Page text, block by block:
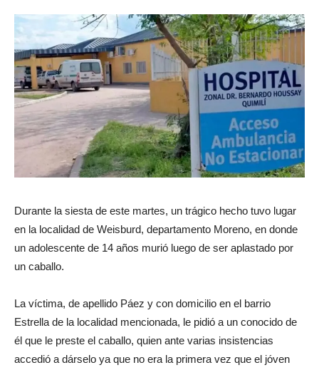
Durante la siesta de este martes, un trágico hecho tuvo lugar
en la localidad de Weisburd, departamento Moreno, en donde
un adolescente de 14 años murió luego de ser aplastado por
un caballo.
La víctima, de apellido Páez y con domicilio en el barrio
Estrella de la localidad mencionada, le pidió a un conocido de
él que le preste el caballo, quien ante varias insistencias
accedió a dárselo ya que no era la primera vez que el jóven